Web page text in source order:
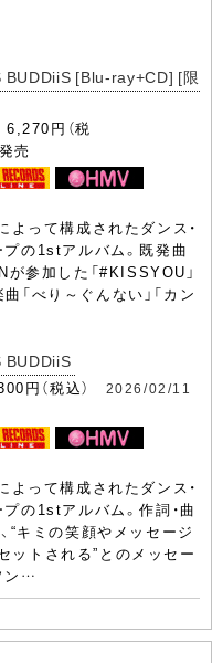
BUDDiiS [Blu-ray+CD] [限
円（税
発売
って構成されたダンス・
プの1stアルバム。既発曲
が参加した「#KISSYOU」
「べり～ぐんない」「カン
BUDDiiS
円（税込） 2026/02/11
って構成されたダンス・
の1stアルバム。作詞・曲
“キミの笑顔やメッセージ
ットされる”とのメッセー
ン…